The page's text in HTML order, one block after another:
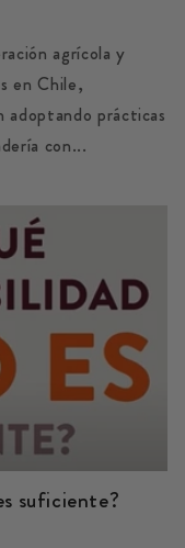
agrícola y
en Chile,
prácticas
con...
suficiente?